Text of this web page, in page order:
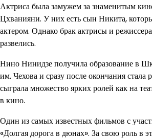
Актриса была замужем за знаменитым
Цхванияни. У них есть сын Никита,
актером. Однако брак актрисы и
развелись.
Нино Нинидзе получила образование в
им. Чехова и сразу после окончания стала
сыграла множество ярких ролей как на
в кино.
Один из самых известных фильмов с
«Долгая дорога в дюнах». За свою роль в